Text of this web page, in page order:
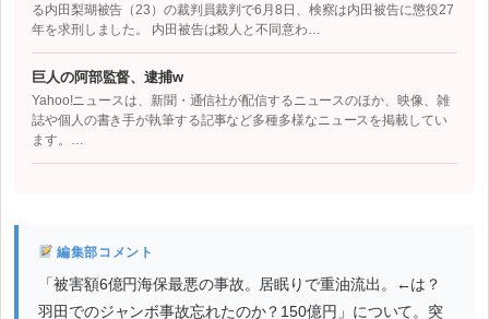
る内田梨瑚被告（23）の裁判員裁判で6月8日、検察は内田被告に懲役27
年を求刑しました。 内田被告は殺人と不同意わ…
巨人の阿部監督、逮捕w
Yahoo!ニュースは、新聞・通信社が配信するニュースのほか、映像、雑
誌や個人の書き手が執筆する記事など多種多様なニュースを掲載してい
ます。…
編集部コメント
「被害額6億円海保最悪の事故。居眠りで重油流出。←は？
羽田でのジャンボ事故忘れたのか？150億円」について。突